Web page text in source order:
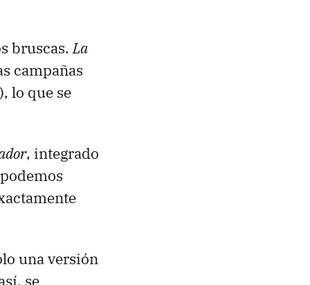
bruscas.La
campañas
lo que se
, integrado
una versión
se